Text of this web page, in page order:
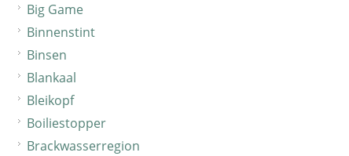
Big Game
Binnenstint
Binsen
Blankaal
Bleikopf
Boiliestopper
Brackwasserregion